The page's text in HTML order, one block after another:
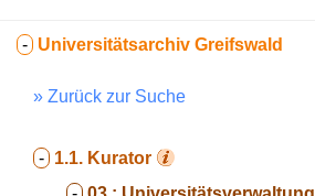
- Universitätsarchiv Greifswald
» Zurück zur Suche
- 1.1. Kurator